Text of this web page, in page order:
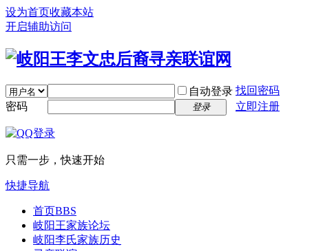
设为首页收藏本站
开启辅助访问
自动登录 找回密码
密码
登录 立即注册
只需一步，快速开始
快捷导航
首页BBS
岐阳王家族论坛
岐阳李氏家族历史